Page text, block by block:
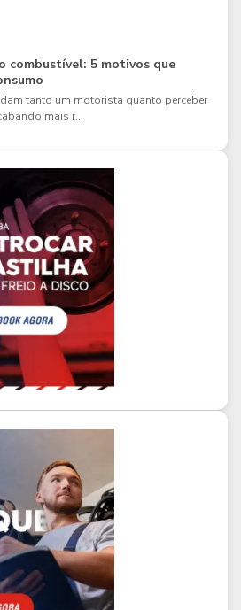
combustível: 5 motivos que
tanto um motorista quanto perceber
mais r...